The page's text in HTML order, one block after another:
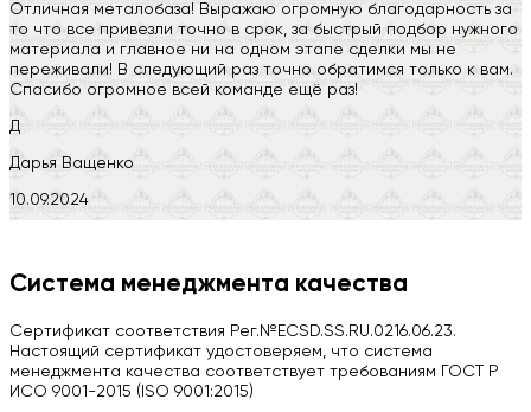
Отличная металобаза! Выражаю огромную благодарность за
то что все привезли точно в срок, за быстрый подбор нужного
материала и главное ни на одном этапе сделки мы не
переживали! В следующий раз точно обратимся только к вам.
Спасибо огромное всей команде ещё раз!
Д
Дарья Ващенко
10.09.2024
H
03.09.2024
Вся работа выполнена в срок. Всем рекомендую
Система менеджмента качества
Сертификат соответствия Рег.№ECSD.SS.RU.0216.06.23.
Настоящий сертификат удостоверяем, что система
менеджмента качества соответствует требованиям ГОСТ Р
ИСО 9001-2015 (ISO 9001:2015)